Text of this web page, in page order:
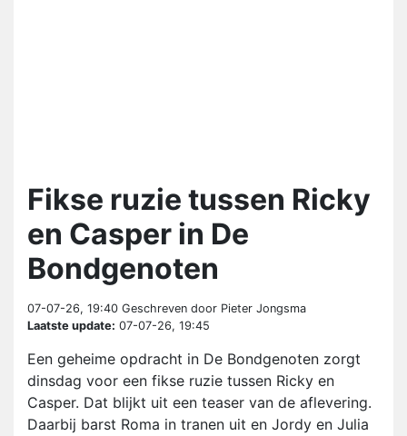
Fikse ruzie tussen Ricky
en Casper in De
Bondgenoten
07-07-26, 19:40 Geschreven door Pieter Jongsma
Laatste update: 07-07-26, 19:45
Een geheime opdracht in De Bondgenoten zorgt
dinsdag voor een fikse ruzie tussen Ricky en
Casper. Dat blijkt uit een teaser van de aflevering.
Daarbij barst Roma in tranen uit en Jordy en Julia